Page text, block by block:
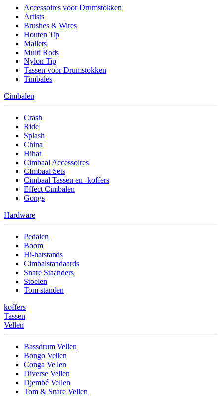
Accessoires voor Drumstokken
Artists
Brushes & Wires
Houten Tip
Mallets
Multi Rods
Nylon Tip
Tassen voor Drumstokken
Timbales
Cimbalen
Crash
Ride
Splash
China
Hihat
Cimbaal Accessoires
CImbaal Sets
Cimbaal Tassen en -koffers
Effect Cimbalen
Gongs
Hardware
Pedalen
Boom
Hi-hatstands
Cimbalstandaards
Snare Staanders
Stoelen
Tom standen
koffers
Tassen
Vellen
Bassdrum Vellen
Bongo Vellen
Conga Vellen
Diverse Vellen
Djembé Vellen
Tom & Snare Vellen